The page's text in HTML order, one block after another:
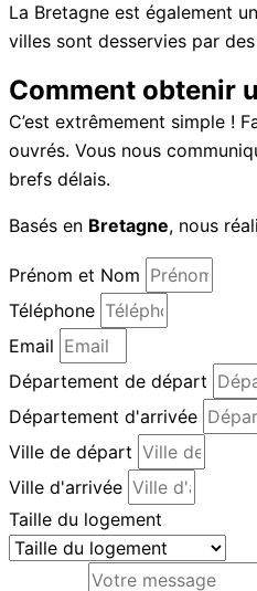
La Bretagne est également
villes sont desservies par
Comment obtenir
C’est extrêmement simple !
ouvrés. Vous nous
brefs délais.
Basés en Bretagne, nous
Prénom et Nom
Téléphone
Email
Département de départ
Département d'arrivée
Ville de départ
Ville d'arrivée
Taille du logement